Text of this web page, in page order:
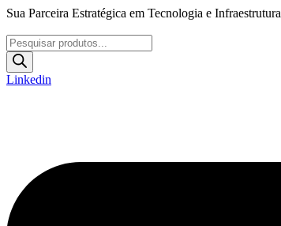
Ir
o
conteúdo
Sua Parceira Estratégica em Tecnologia e Infraestrutura
Pesquisar
produtos
Linkedin